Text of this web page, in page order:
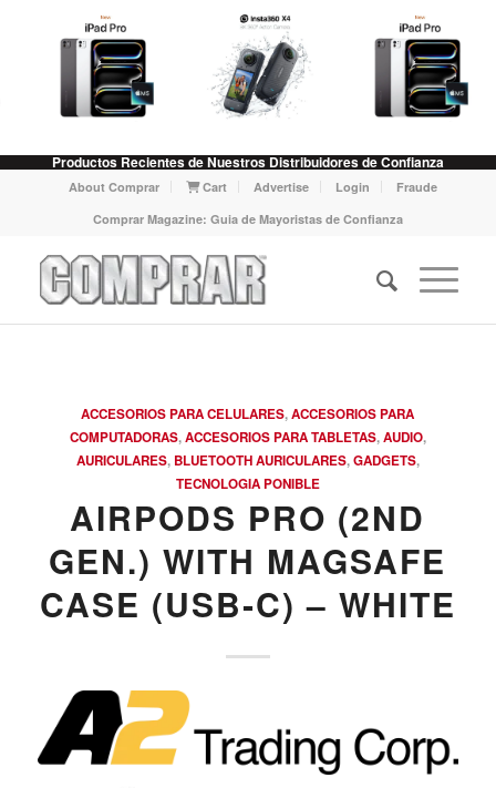
Productos Recientes de Nuestros Distribuidores de Confianza
About Comprar Cart Advertise Login
Fraude
Comprar Magazine: Guia de Mayoristas de Confianza
ACCESORIOS PARA CELULARES,ACCESORIOS PARA
COMPUTADORAS,ACCESORIOS PARA TABLETAS,AUDIO,
AURICULARES, BLUETOOTH AURICULARES,GADGETS,
TECNOLOGIA PONIBLE
AIRPODS PRO (2ND
GEN.) WITH MAGSAFE
CASE (USB‑C) – WHITE